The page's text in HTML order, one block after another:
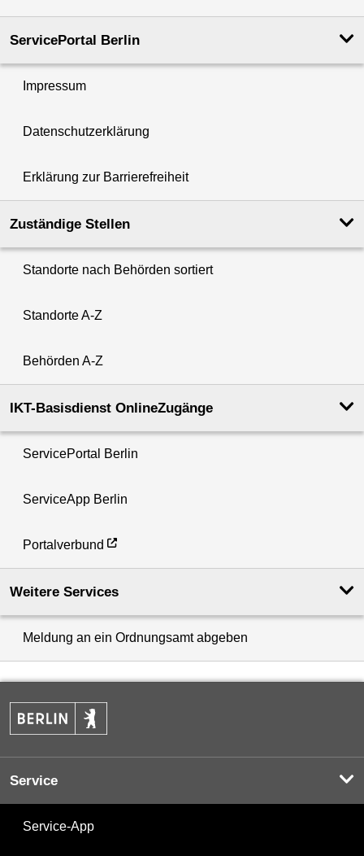
ServicePortal Berlin
Impressum
Datenschutzerklärung
Erklärung zur Barrierefreiheit
Zuständige Stellen
Standorte nach Behörden sortiert
Standorte A-Z
Behörden A-Z
IKT-Basisdienst OnlineZugänge
ServicePortal Berlin
ServiceApp Berlin
Portalverbund
Weitere Services
Meldung an ein Ordnungsamt abgeben
Service
Service-App